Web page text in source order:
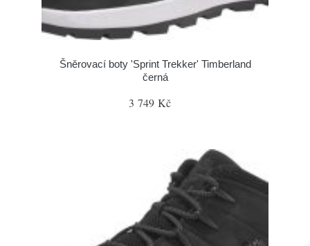
Šněrovací boty 'Sprint Trekker' Timberland
černá
3 749 Kč